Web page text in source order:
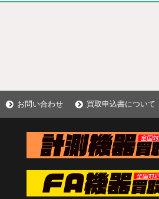
お問い合わせ 買取申込書について